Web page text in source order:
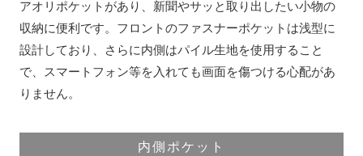
アオリポケットがあり、新聞やサッと取り出したい小物の
収納に便利です。フロントのファスナーポケットは浅型に
設計しており、さらに内側はパイル生地を使用すること
で、スマートフォン等を入れても画面を傷つける心配があ
りません。
内側ポケット